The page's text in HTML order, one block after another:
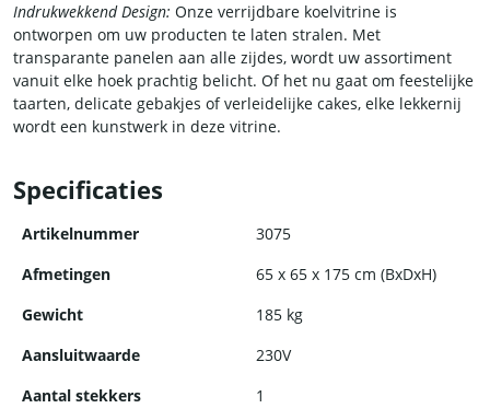
Indrukwekkend Design: Onze verrijdbare koelvitrine is
ontworpen om uw producten te laten stralen. Met
transparante panelen aan alle zijdes, wordt uw assortiment
vanuit elke hoek prachtig belicht. Of het nu gaat om feestelijke
taarten, delicate gebakjes of verleidelijke cakes, elke lekkernij
wordt een kunstwerk in deze vitrine.
Ingebouwde Verlichting:
assortiment prachtig verlicht, waardoor de kleuren en texturen
wordt benadrukt, waardoor uw klanten niet alleen met hun
ogen, maar ook met hun smaakpapillen worden verleid.
Flexibiliteit en Mobiliteit:
Dankzij het verrijdbare ontwerp kunt u
locaties binnen uw etablissement. Of het nu gaat om een café,
bakkerij, patisserie of restaurant, deze vitrine biedt u de
Specificaties
Artikelnummer
3075
Afmetingen
65 x 65 x 175 cm (BxDxH)
Gewicht
185 kg
Aansluitwaarde
230V
Aantal stekkers
1